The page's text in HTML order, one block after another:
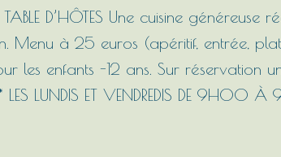
D’HÔTES Une cuisine généreuse
Menu à 25 euros (apéritif, entrée,
les enfants -12 ans. Sur réservation
LUNDIS ET VENDREDIS DE 9H00